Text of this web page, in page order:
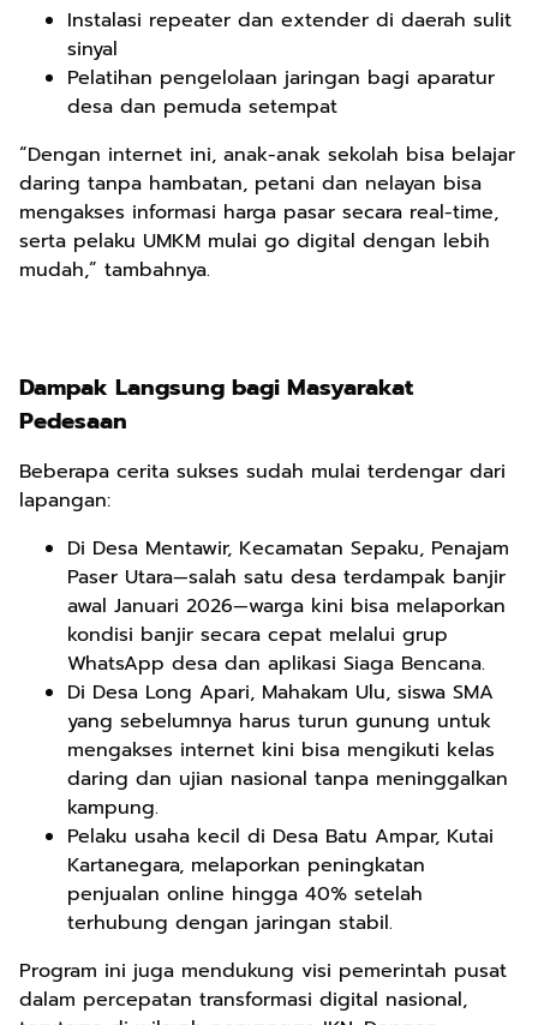
Instalasi repeater dan extender di daerah sulit
sinyal
Pelatihan pengelolaan jaringan bagi aparatur
desa dan pemuda setempat
“Dengan internet ini, anak-anak sekolah bisa belajar
daring tanpa hambatan, petani dan nelayan bisa
mengakses informasi harga pasar secara real-time,
serta pelaku UMKM mulai go digital dengan lebih
mudah,” tambahnya.
Dampak Langsung bagi Masyarakat
Pedesaan
Beberapa cerita sukses sudah mulai terdengar dari
lapangan:
Di Desa Mentawir, Kecamatan Sepaku, Penajam
Paser Utara—salah satu desa terdampak banjir
awal Januari 2026—warga kini bisa melaporkan
kondisi banjir secara cepat melalui grup
WhatsApp desa dan aplikasi Siaga Bencana.
Di Desa Long Apari, Mahakam Ulu, siswa SMA
yang sebelumnya harus turun gunung untuk
mengakses internet kini bisa mengikuti kelas
daring dan ujian nasional tanpa meninggalkan
kampung.
Pelaku usaha kecil di Desa Batu Ampar, Kutai
Kartanegara, melaporkan peningkatan
penjualan online hingga 40% setelah
terhubung dengan jaringan stabil.
Program ini juga mendukung visi pemerintah pusat
dalam percepatan transformasi digital nasional,